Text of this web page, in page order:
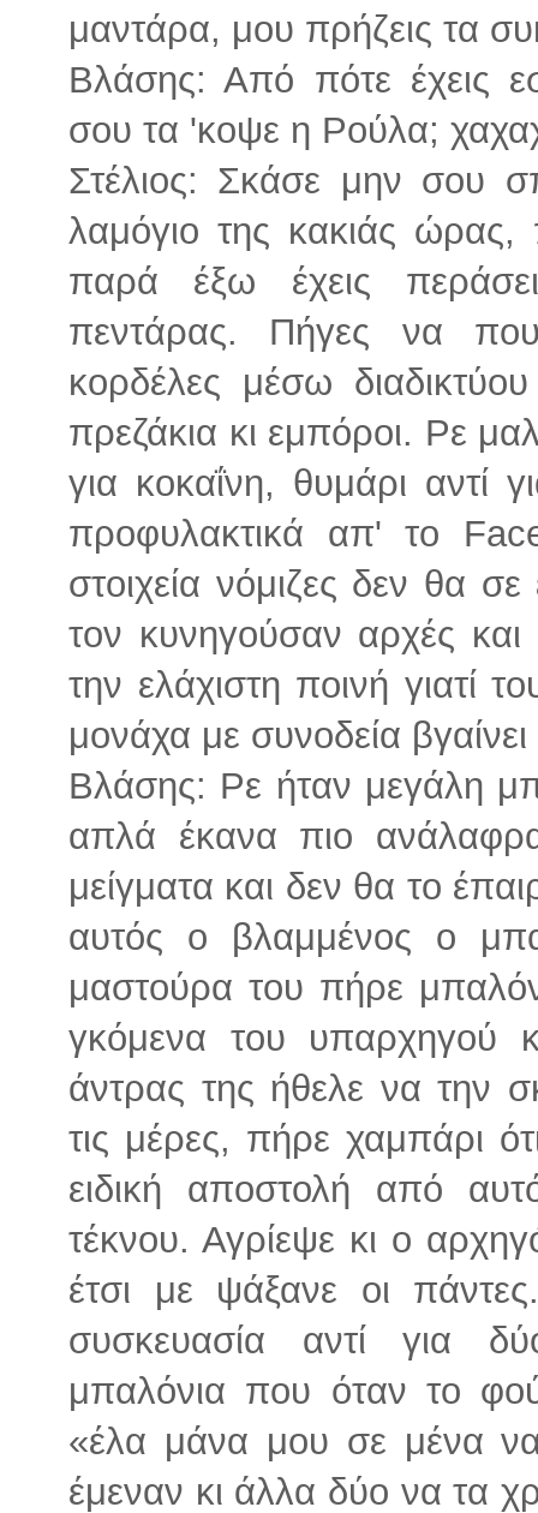
μαντάρα, μου πρήζεις τα
Βλάσης: Από πότε έχεις
σου τα 'κοψε η Ρούλα;
Στέλιος: Σκάσε μην σου
λαμόγιο της κακιάς
παρά έξω έχεις
πεντάρας. Πήγες να
κορδέλες μέσω
πρεζάκια κι εμπόροι. Ρε
για κοκαΐνη, θυμάρι αντί
προφυλακτικά απ' το
στοιχεία νόμιζες δεν θα
τον κυνηγούσαν αρχές
την ελάχιστη ποινή γιατί
μονάχα με συνοδεία
Βλάσης: Ρε ήταν μεγάλη
απλά έκανα πιο
μείγματα και δεν θα το
αυτός ο βλαμμένος ο
μαστούρα του πήρε
γκόμενα του υπαρχηγού
άντρας της ήθελε να την
τις μέρες, πήρε χαμπάρι
ειδική αποστολή από
τέκνου. Αγρίεψε κι ο
έτσι με ψάξανε οι
συσκευασία αντί για
μπαλόνια που όταν το
«έλα μάνα μου σε μένα
έμεναν κι άλλα δύο να τα